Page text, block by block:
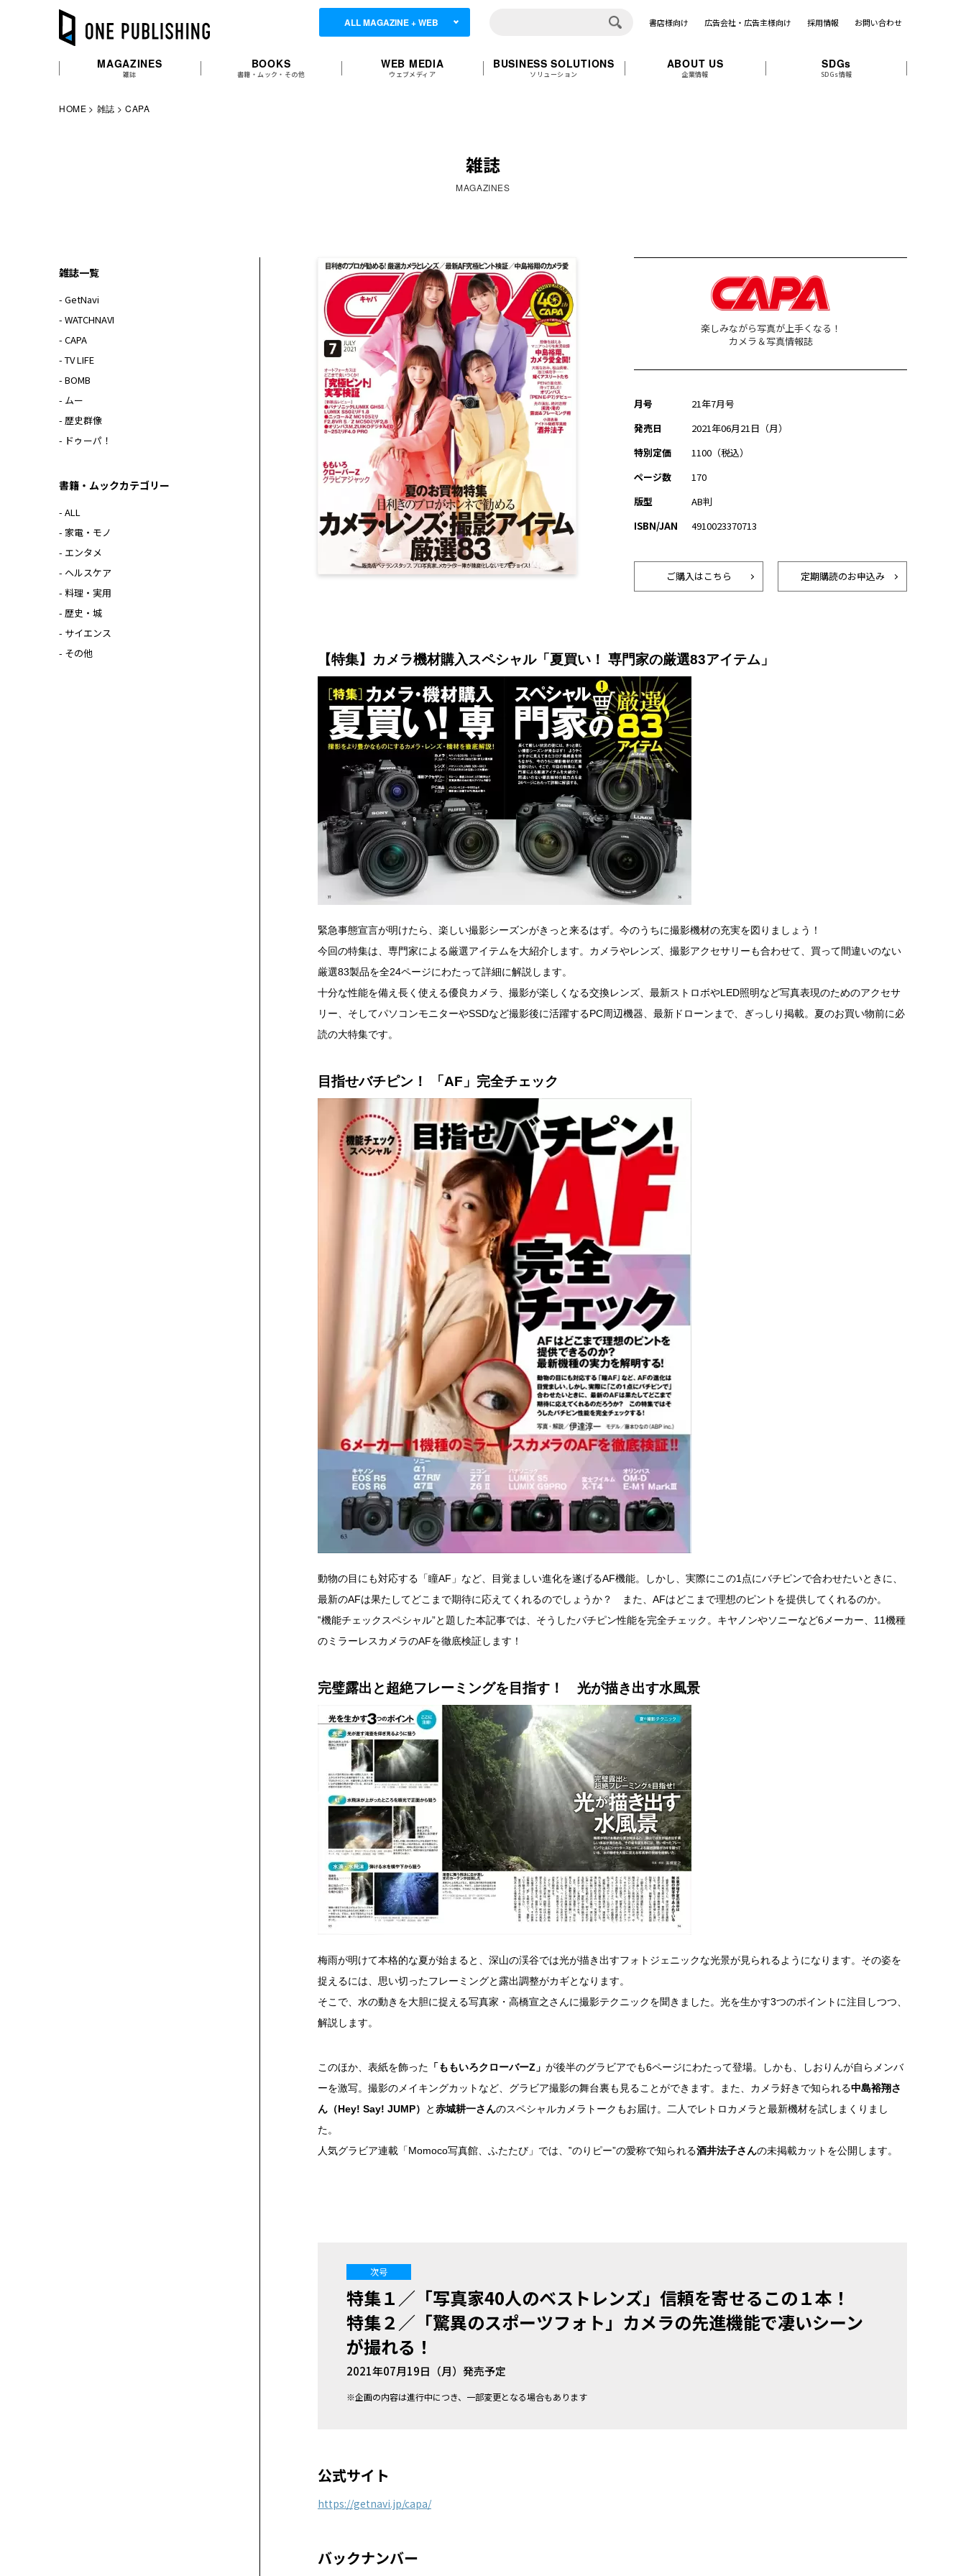
ALL MAGAZINE + WEB 書店様向け 広告会社・広告主様向け 採用情報 お問い合わせ
MAGAZINES
雑誌
BOOKS
書籍・ムック・その他
WEB MEDIA
ウェブメディア
BUSINESS SOLUTIONS
ソリューション
ABOUT US
企業情報
SDGs
SDGs情報
HOME 雑誌 CAPA
雑誌
MAGAZINES
楽しみながら写真が上手くなる！
カメラ＆写真情報誌
月号
21年7月号
発売日
2021年06月21日（月）
特別定価
1100（税込）
ページ数
170
版型
AB判
ISBN/JAN
4910023370713
ご購入はこちら 定期購読のお申込み
【特集】カメラ機材購入スペシャル「夏買い！ 専門家の厳選83アイテム」
緊急事態宣言が明けたら、楽しい撮影シーズンがきっと来るはず。今のうちに撮影機材の充実を図りましょう！
今回の特集は、専門家による厳選アイテムを大紹介します。カメラやレンズ、撮影アクセサリーも合わせて、買って間違いのない
厳選83製品を全24ページにわたって詳細に解説します。
十分な性能を備え長く使える優良カメラ、撮影が楽しくなる交換レンズ、最新ストロボやLED照明など写真表現のためのアクセサ
リー、そしてパソコンモニターやSSDなど撮影後に活躍するPC周辺機器、最新ドローンまで、ぎっしり掲載。夏のお買い物前に必
読の大特集です。
目指せバチピン！ 「AF」完全チェック
動物の目にも対応する「瞳AF」など、目覚ましい進化を遂げるAF機能。しかし、実際にこの1点にバチピンで合わせたいときに、
最新のAFは果たしてどこまで期待に応えてくれるのでしょうか？ また、AFはどこまで理想のピントを提供してくれるのか。
‟機能チェックスペシャル”と題した本記事では、そうしたバチピン性能を完全チェック。キヤノンやソニーなど6メーカー、11機種
のミラーレスカメラのAFを徹底検証します！
完璧露出と超絶フレーミングを目指す！ 光が描き出す水風景
梅雨が明けて本格的な夏が始まると、深山の渓谷では光が描き出すフォトジェニックな光景が見られるようになります。その姿を
捉えるには、思い切ったフレーミングと露出調整がカギとなります。
そこで、水の動きを大胆に捉える写真家・高橋宣之さんに撮影テクニックを聞きました。光を生かす3つのポイントに注目しつつ、
解説します。
このほか、表紙を飾った 「ももいろクローバーZ」 が後半のグラビアでも6ページにわたって登場。しかも、しおりんが自らメンバ
ーを激写。撮影のメイキングカットなど、グラビア撮影の舞台裏も見ることができます。また、カメラ好きで知られる中島裕翔さ
ん（Hey! Say! JUMP）
と赤城耕一さんのスペシャルカメラトークもお届け。二人でレトロカメラと最新機材を試しまくりまし
た。
人気グラビア連載「Momoco写真館、ふたたび」では、‟のりピー”の愛称で知られる酒井法子さんの未掲載カットを公開します。
次号
特集１／「写真家40人のベストレンズ」信頼を寄せるこの１本！
特集２／「驚異のスポーツフォト」カメラの先進機能で凄いシーン
が撮れる！
2021年07月19日（月）発売予定
※企画の内容は進行中につき、一部変更となる場合もあります
公式サイト
https://getnavi.jp/capa/
バックナンバー
雑誌一覧
- GetNavi
- WATCHNAVI
- CAPA
- TV LIFE
- BOMB
- ムー
- 歴史群像
- ドゥーパ！
書籍・ムックカテゴリー
- ALL
- 家電・モノ
- エンタメ
- ヘルスケア
- 料理・実用
- 歴史・城
- サイエンス
- その他